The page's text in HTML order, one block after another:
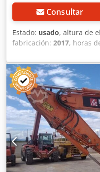
Consultar
Estado: usado, altura de
fabricación: 2017, horas
de fabricación: 2017 Peso
Cabanillas del campo
de 8,5 tn. de ocasión,
verificadas por nuestro
máquina sin
transporte. Altura de
suelo: 6.765 mm CE